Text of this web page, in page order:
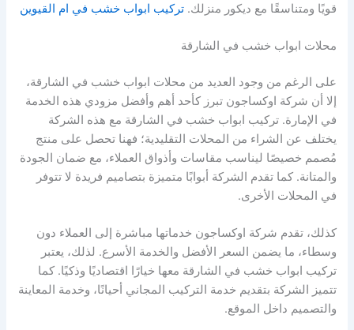
قويًا ومتناسقًا مع ديكور منزلك.تركيب ابواب خشب في ام القيوين
محلات ابواب خشب في الشارقة
على الرغم من وجود العديد من محلات ابواب خشب في الشارقة،
إلا أن شركة اوكساجون تبرز كأحد أهم وأفضل مزودي هذه الخدمة
في الإمارة. تركيب ابواب خشب في الشارقة مع هذه الشركة
يختلف عن الشراء من المحلات التقليدية؛ فهنا تحصل على منتج
مُصمم خصيصًا ليناسب مقاسات وأذواق العملاء، مع ضمان الجودة
والمتانة. كما تقدم الشركة أبوابًا متميزة بتصاميم فريدة لا تتوفر
في المحلات الأخرى.
كذلك، تقدم شركة اوكساجون خدماتها مباشرة إلى العملاء دون
وسطاء، ما يضمن السعر الأفضل والخدمة الأسرع. لذلك، يعتبر
تركيب ابواب خشب في الشارقة معها خيارًا اقتصاديًا وذكيًا. كما
تتميز الشركة بتقديم خدمة التركيب المجاني أحيانًا، وخدمة المعاينة
والتصميم داخل الموقع.